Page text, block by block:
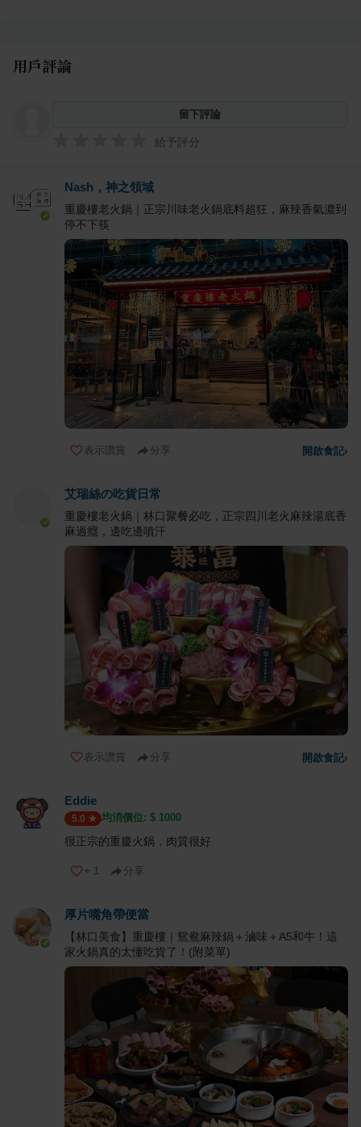
用戶評論
留下評論
給予評分
Nash，神之領域
重慶樓老火鍋｜正宗川味老火鍋底料超狂，麻辣香氣濃到
停不下筷
表示讚賞 分享 開啟食記›
艾瑞絲の吃貨日常
重慶樓老火鍋｜林口聚餐必吃，正宗四川老火麻辣湯底香
麻過癮，邊吃邊噴汗
表示讚賞 分享 開啟食記›
Eddie
5.0 均消價位: $ 1000
很正宗的重慶火鍋，肉質很好
+ 1 分享
厚片嘴角帶便當
【林口美食】重慶樓｜鴛鴦麻辣鍋＋滷味＋A5和牛！這
家火鍋真的太懂吃貨了！(附菜單)